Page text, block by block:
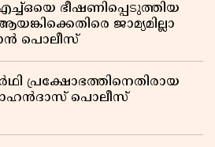
ഭീഷണിപ്പെടുത്തിയ
ജാമ്യമില്ലാ
പൊലീസ്
പ്രക്ഷോഭത്തിനെതിരായ
പൊലീസ്